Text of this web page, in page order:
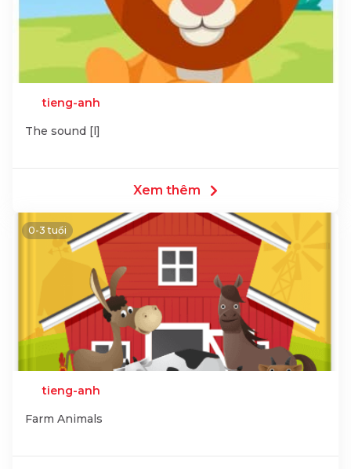
tieng-anh
The sound [l]
Xem thêm
0-3 tuổi
tieng-anh
Farm Animals